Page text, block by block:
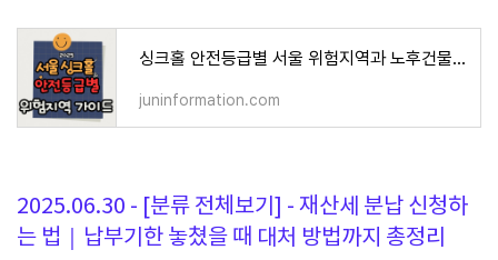
싱크홀 안전등급별 서울 위험지역과 노후건물 밀집구역 분석
juninformation.com
2025.06.30 - [분류 전체보기] - 재산세 분납 신청하
는 법｜납부기한 놓쳤을 때 대처 방법까지 총정리